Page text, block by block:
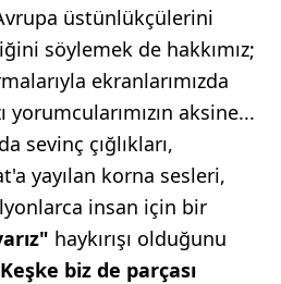
üstünlükçülerini
söylemek de hakkımız;
ekranlarımızda
yorumcularımızın aksine...
sevinç çığlıkları,
yayılan korna sesleri,
insan için bir
haykırışı olduğunu
biz de parçası